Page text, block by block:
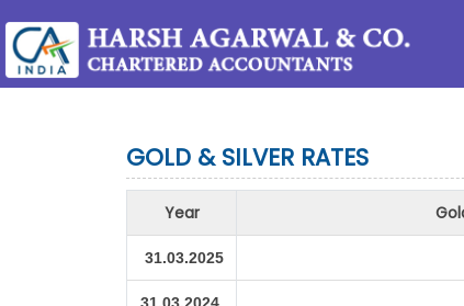
GOLD & SILVER RATES
Year
31.03.2025